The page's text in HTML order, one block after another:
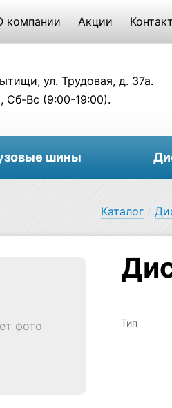
компании Акции
ул. Трудовая, д. 37а.
Сб-Вс (9:00-19:00).
шины
Каталог/
фото Тип